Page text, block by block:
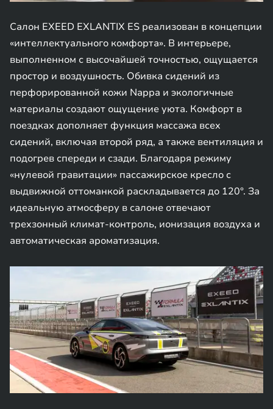
Салон EXEED EXLANTIX ES реализован в концепции
«интеллектуального комфорта». В интерьере,
выполненном с высочайшей точностью, ощущается
простор и воздушность. Обивка сидений из
перфорированной кожи Nappa и экологичные
материалы создают ощущение уюта. Комфорт в
поездках дополняет функция массажа всех
сидений, включая второй ряд, а также вентиляция и
подогрев спереди и сзади. Благодаря режиму
«нулевой гравитации» пассажирское кресло с
выдвижной оттоманкой раскладывается до 120°. За
идеальную атмосферу в салоне отвечают
трехзонный климат-контроль, ионизация воздуха и
автоматическая ароматизация.